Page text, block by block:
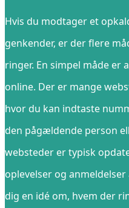
Hvis du modtager et
genkender, er der flere
ringer. En simpel måde er
online. Der er mange
hvor du kan indtaste
den pågældende person
websteder er typisk
oplevelser og
dig en idé om, hvem der